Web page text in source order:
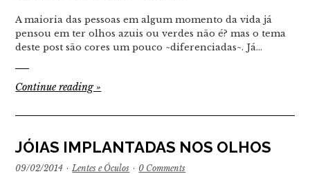
A maioria das pessoas em algum momento da vida já
pensou em ter olhos azuis ou verdes não é? mas o tema
deste post são cores um pouco ~diferenciadas~. Já…
Continue reading»
JÓIAS IMPLANTADAS NOS OLHOS
09/02/2014 · Lentes e Óculos · 0 Comments